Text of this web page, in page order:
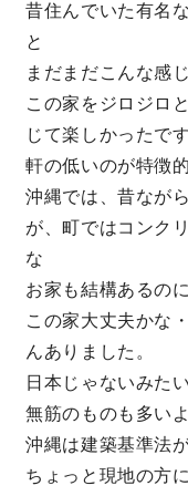
身体に優しい
耐震等級3 &
徹底したコス
頑丈で長持ち
100年点検住宅
快適な室内環
生涯続く安心
昔住んでいた有名
と
まだまだこんな感
この家をジロジロ
じて楽しかったです
軒の低いのが特徴的
沖縄では、昔なが
が、町ではコンク
な
お家も結構あるの
この家大丈夫かな
んありました。
日本じゃないみた
無筋のものも多い
沖縄は建築基準法
ちょっと現地の方